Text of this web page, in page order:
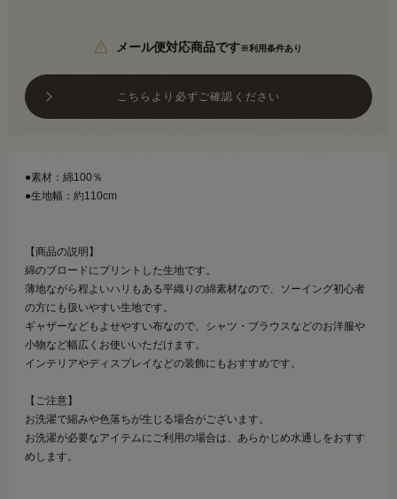
メール便対応商品です※利用条件あり
こちらより必ずご確認ください
●素材：綿100％
●生地幅：約110cm
【商品の説明】
綿のブロードにプリントした生地です。
薄地ながら程よいハリもある平織りの綿素材なので、ソーイング初心者
の方にも扱いやすい生地です。
ギャザーなどもよせやすい布なので、シャツ・ブラウスなどのお洋服や
小物など幅広くお使いいただけます。
インテリアやディスプレイなどの装飾にもおすすめです。
【ご注意】
お洗濯で縮みや色落ちが生じる場合がございます。
お洗濯が必要なアイテムにご利用の場合は、あらかじめ水通しをおすす
めします。